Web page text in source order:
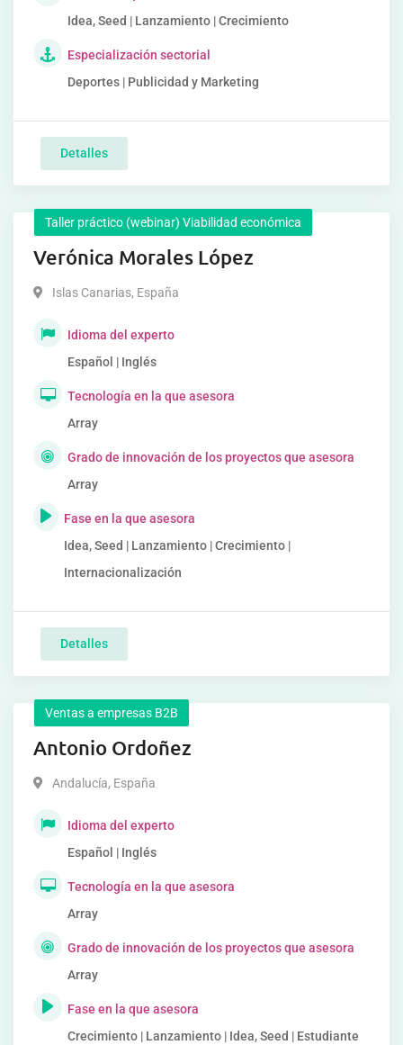
Idea, Seed | Lanzamiento | Crecimiento
Especialización sectorial
Deportes | Publicidad y Marketing
Detalles
Taller práctico (webinar) Viabilidad económica
Verónica Morales López
Islas Canarias, España
Idioma del experto
Español | Inglés
Tecnología en la que asesora
Array
Grado de innovación de los proyectos que asesora
Array
Fase en la que asesora
Idea, Seed | Lanzamiento | Crecimiento |
Internacionalización
Detalles
Ventas a empresas B2B
Antonio Ordoñez
Andalucía, España
Idioma del experto
Español | Inglés
Tecnología en la que asesora
Array
Grado de innovación de los proyectos que asesora
Array
Fase en la que asesora
Crecimiento | Lanzamiento | Idea, Seed | Estudiante